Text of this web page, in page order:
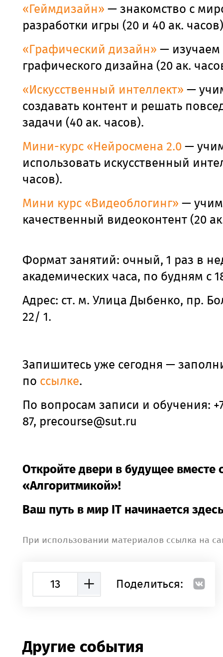
«Геймдизайн» — знакомство с
разработки игры (20 и 40 ак.
«Графический дизайн» —
графического дизайна (20 ак.
«Искусственный интеллект» —
создавать контент и решать
задачи (40 ак. часов).
Мини-курс «Нейросмена 2.0 —
использовать искусственный
часов).
Мини курс «Видеоблогинг» —
качественный видеоконтент (20
Формат занятий: очный, 1 раз в
академических часа, по будням с
Адрес: ст. м. Улица Дыбенко, пр.
22/ 1.
Запишитесь уже сегодня —
по ссылке.
По вопросам записи и обучения:
87, precourse@sut.ru
Откройте двери в будущее вместе
«Алгоритмикой»!
Ваш путь в мир IT начинается
При использовании материалов ссылка на
13 Поделиться:
Другие события